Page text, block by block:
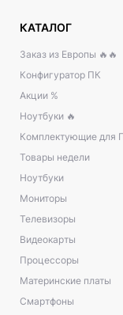
КАТАЛОГ
Заказ из Европы 🔥🔥
Конфигуратор ПК
Акции %
Ноутбуки 🔥
Комплектующие для
Товары недели
Ноутбуки
Мониторы
Телевизоры
Видеокарты
Процессоры
Материнские платы
Смартфоны